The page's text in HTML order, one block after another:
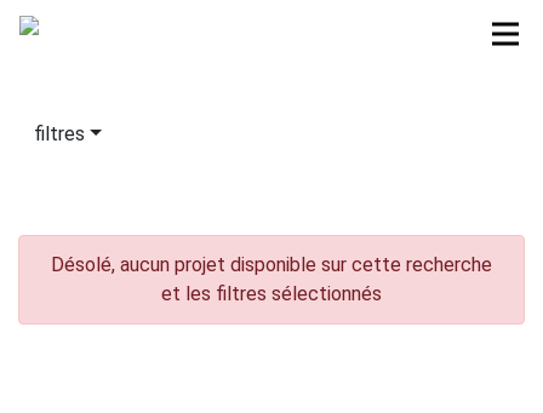
filtres
Désolé, aucun projet disponible sur cette recherche
et les filtres sélectionnés